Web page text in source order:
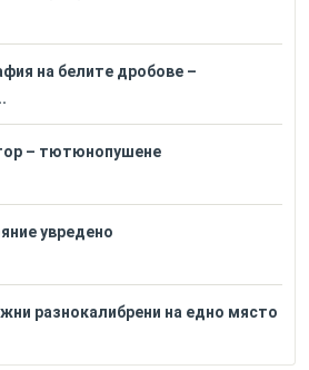
на белите дробове –
– тютюнопушене
увредено
разнокалибрени на едно място